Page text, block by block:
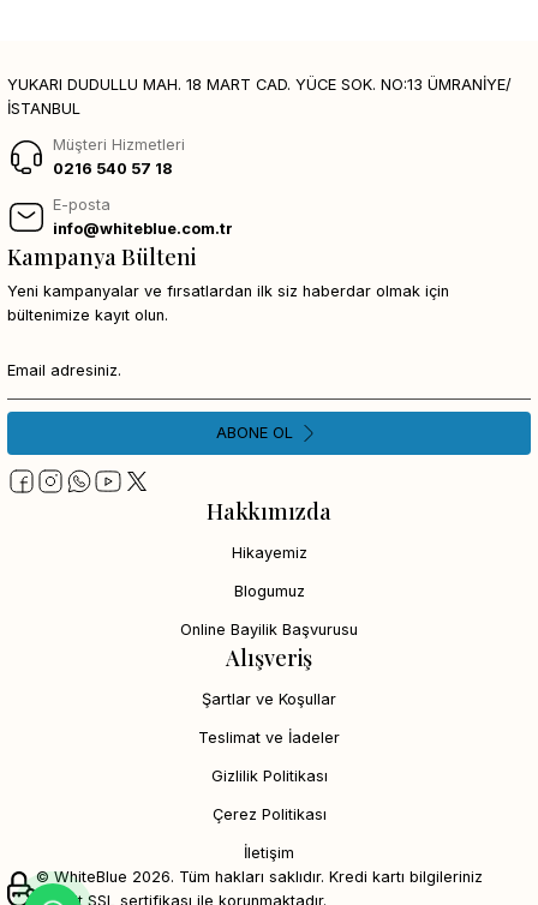
YUKARI DUDULLU MAH. 18 MART CAD. YÜCE SOK. NO:13 ÜMRANİYE/
İSTANBUL
Müşteri Hizmetleri
0216 540 57 18
E-posta
info@whiteblue.com.tr
Hakkımızda
Hikayemiz
Blogumuz
Online Bayilik Başvurusu
Alışveriş
Şartlar ve Koşullar
Teslimat ve İadeler
Gizlilik Politikası
Çerez Politikası
İletişim
Kampanya Bülteni
Yeni kampanyalar ve fırsatlardan ilk siz haberdar olmak için
bültenimize kayıt olun.
ABONE OL
© WhiteBlue 2026. Tüm hakları saklıdır. Kredi kartı bilgileriniz
256bit SSL sertifikası ile korunmaktadır.